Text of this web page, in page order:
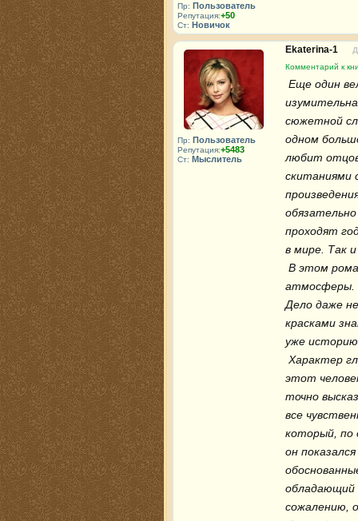
Пр: Пользователь
Репутация:+50
Ст: Новичок
Пр: Пользователь
Репутация:+5483
Ст: Мыслитель
Ekaterina-1
Комментарий к
сюжетной
одном
любит
скитаниями
проходят
в мире. Так
атмосферы.
Дело даже
красками
уже историю
этот
точно
все
который, по
он
обладающий
сожалению,